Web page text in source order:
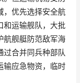
，优先选择安全航
和运输舰队，大批
航舰艇防范敌军海
过合并同兵种部队
输应急物资，临时